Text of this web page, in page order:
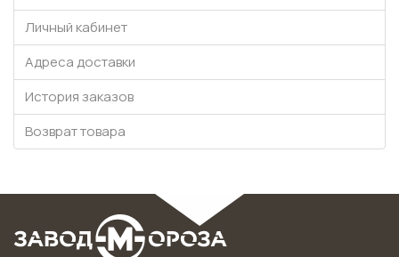
Личный кабинет
Адреса доставки
История заказов
Возврат товара